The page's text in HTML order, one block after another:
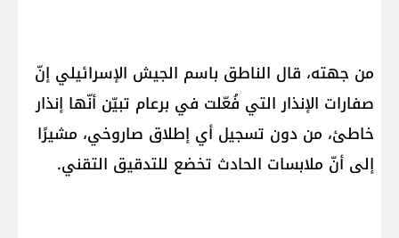
من جهته، قال الناطق باسم الجيش الإسرائيلي إنّ
صفارات الإنذار التي فُعّلت في برعام تبيّن أنّها إنذار
خاطئ، من دون تسجيل أي إطلاق صاروخي، مشيرًا
إلى أنّ ملابسات الحادث تخضع للتدقيق التقني.